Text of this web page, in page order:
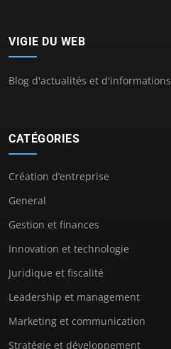
VIGIE DU WEB
Blog d'actualités et d'informations
CATÉGORIES
Création d’entreprise
General
Gestion et finances
Innovation et technologie
Juridique et fiscalité
Leadership et management
Marketing et communication
Stratégie et développement